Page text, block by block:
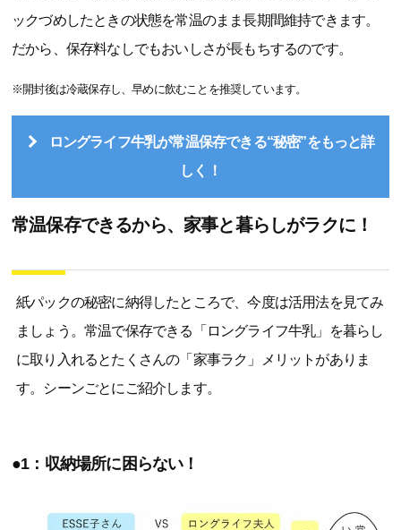
ックづめしたときの状態を常温のまま長期間維持できます。
だから、保存料なしでもおいしさが長もちするのです。
※開封後は冷蔵保存し、早めに飲むことを推奨しています。
ロングライフ牛乳が常温保存できる“秘密”をもっと詳
しく！
常温保存できるから、家事と暮らしがラクに！
紙パックの秘密に納得したところで、今度は活用法を見てみ
ましょう。常温で保存できる「ロングライフ牛乳」を暮らし
に取り入れるとたくさんの「家事ラク」メリットがありま
す。シーンごとにご紹介します。
●1：収納場所に困らない！